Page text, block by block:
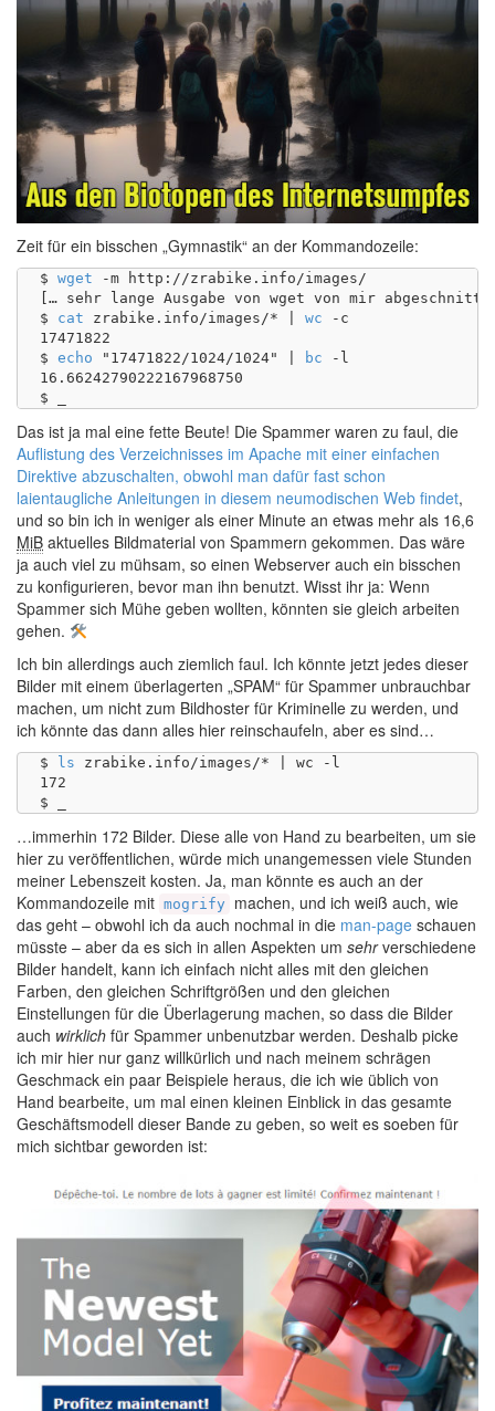
Zeit für ein bisschen „Gymnastik“ an der Kommandozeile:
$ wget -m http://zrabike.info/images/
[… sehr lange Ausgabe von wget von mir
$ cat zrabike.info/images/* | wc -c
17471822
$ echo "17471822/1024/1024" | bc -l
16.66242790222167968750
Das ist ja mal eine fette Beute! Die Spammer waren zu faul, die
Auflistung des Verzeichnisses im Apache mit einer einfachen
Direktive abzuschalten, obwohl man dafür fast schon
laientaugliche Anleitungen in diesem neumodischen Web findet,
und so bin ich in weniger als einer Minute an etwas mehr als 16,6
MiB aktuelles Bildmaterial von Spammern gekommen. Das wäre
ja auch viel zu mühsam, so einen Webserver auch ein bisschen
zu konfigurieren, bevor man ihn benutzt. Wisst ihr ja: Wenn
Spammer sich Mühe geben wollten, könnten sie gleich arbeiten
gehen.
Ich bin allerdings auch ziemlich faul. Ich könnte jetzt jedes dieser
Bilder mit einem überlagerten „SPAM“ für Spammer unbrauchbar
machen, um nicht zum Bildhoster für Kriminelle zu werden, und
ich könnte das dann alles hier reinschaufeln, aber es sind…
$ ls zrabike.info/images/* | wc -l
172
…immerhin 172 Bilder. Diese alle von Hand zu bearbeiten, um sie
hier zu veröffentlichen, würde mich unangemessen viele Stunden
meiner Lebenszeit kosten. Ja, man könnte es auch an der
Kommandozeile mit mogrify machen, und ich weiß auch, wie
das geht – obwohl ich da auch nochmal in die man-page schauen
müsste – aber da es sich in allen Aspekten um sehrverschiedene
Bilder handelt, kann ich einfach nicht alles mit den gleichen
Farben, den gleichen Schriftgrößen und den gleichen
Einstellungen für die Überlagerung machen, so dass die Bilder
auch wirklich für Spammer unbenutzbar werden. Deshalb picke
ich mir hier nur ganz willkürlich und nach meinem schrägen
Geschmack ein paar Beispiele heraus, die ich wie üblich von
Hand bearbeite, um mal einen kleinen Einblick in das gesamte
Geschäftsmodell dieser Bande zu geben, so weit es soeben für
mich sichtbar geworden ist: